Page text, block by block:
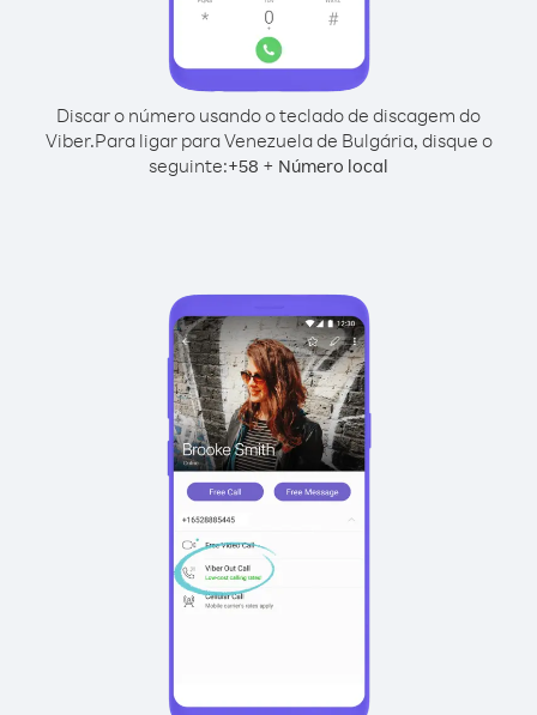
Discar o número usando o teclado de discagem do
Viber.Para ligar para Venezuela de Bulgária, disque o
seguinte:+58 + Número local